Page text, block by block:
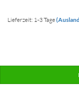
Lieferzeit: 1-3 Tage